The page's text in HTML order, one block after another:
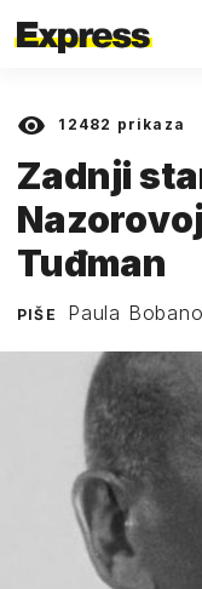
12482 prikaza
Zadnji
Tuđman
PIŠE Paula